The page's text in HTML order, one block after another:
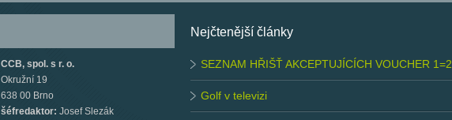
CCB, spol. s r. o.
Okružní 19
638 00 Brno
šéfredaktor: Josef Slezák
Nejčtenější články
SEZNAM HŘIŠŤ AKCEPTUJÍCÍCH VOUCHER 1=2
Golf v televizi